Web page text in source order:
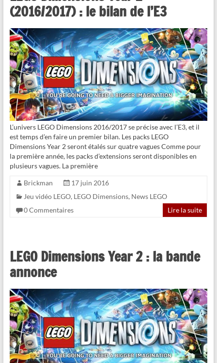
(2016/2017) : le bilan de l’E3
L’univers LEGO Dimensions 2016/2017 se précise avec l’E3, et il
est temps d’en faire un premier bilan. Les packs LEGO
Dimensions Year 2 seront étalés sur quatre vagues Comme pour
la première année, les packs d’extensions seront disponibles en
plusieurs vagues. La première
Brickman
17 juin 2016
Jeu vidéo LEGO, LEGO Dimensions, News LEGO
0 Commentaires
Lire la suite
LEGO Dimensions Year 2 : la bande
annonce